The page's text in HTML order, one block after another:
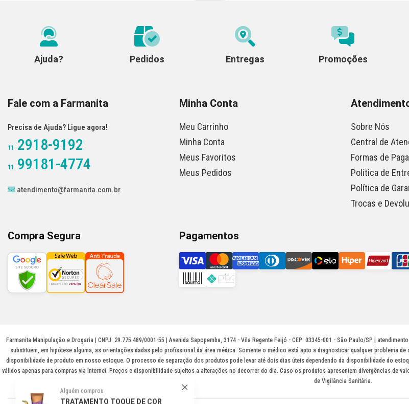
Ajuda? Pedidos Entregas Promoções
Fale com a Farmanita
Precisa de Ajuda? Ligue agora!
11 2918-9192
11 99181-4774
atendimento@farmanita.com.br
Minha Conta
Meu Carrinho
Minha Conta
Meus Favoritos
Meus Pedidos
Sobre Nós
Central de
Formas de
Política de
Política de
Trocas e
Compra Segura Pagamentos
Farmanita Manipulação e Drogaria | CNPJ: 29.775.489/0001-55 | Avenida Sapopemba, 3174 - Vila Regente Feijó - CEP: 03345-001 - São Paulo/SP |
substituem, em hipótese alguma, as orientações dadas pelo profissional da área médica. Somente o médico está apto a diagnosticar qualquer problema
disponibilidade de produto em nosso estoque. O processo de separação dos produtos pode levar até dois dias úteis dependendo da disponibilidade do
válidos apenas para compras via Internet. Preços e disponibilidade sujeitos a alterações no decorrer do dia. Caso os produtos apresentem divergências de
de Vigilância Sanitária.
TRATAMENTO TOQUE DE COR